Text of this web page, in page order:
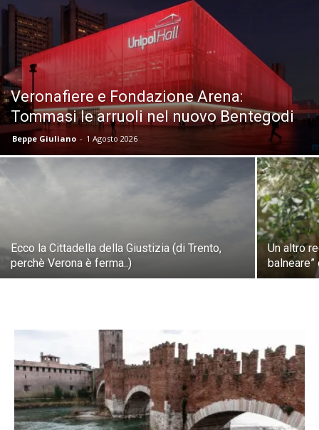
Veronafiere e Fondazione Arena:
Tommasi le arruoli nel nuovo Bentegodi
Beppe Giuliano - 1 Agosto 2026
Ecco la Cittadella della Giustizia (di Trento,
perchè Verona è ferma..)
Un altro